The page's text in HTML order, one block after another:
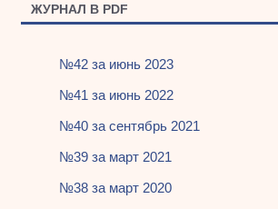
ЖУРНАЛ В PDF
№42 за июнь 2023
№41 за июнь 2022
№40 за сентябрь 2021
№39 за март 2021
№38 за март 2020